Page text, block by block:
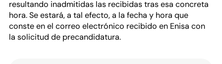
resultando inadmitidas las recibidas tras esa concreta
hora. Se estará, a tal efecto, a la fecha y hora que
conste en el correo electrónico recibido en Enisa con
la solicitud de precandidatura.